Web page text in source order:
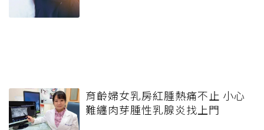
育齡婦女乳房紅腫熱痛不止 小心
難纏肉芽腫性乳腺炎找上門